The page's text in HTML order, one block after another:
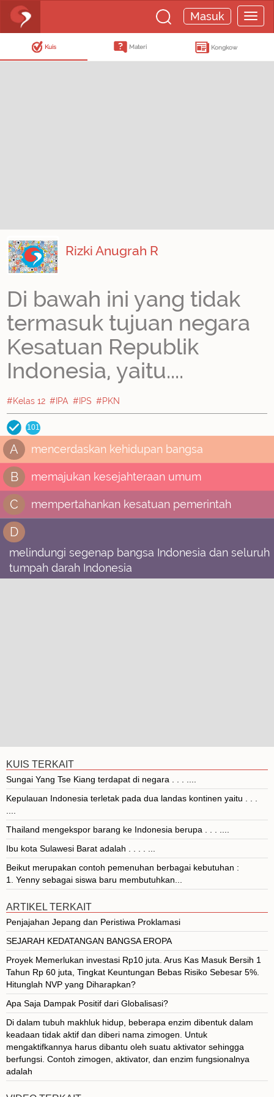
Masuk
Kuis Materi Kongkow
Rizki Anugrah R
Di bawah ini yang tidak
termasuk tujuan negara
Kesatuan Republik
Indonesia, yaitu....
#Kelas 12 #IPA #IPS #PKN
101
A mencerdaskan kehidupan bangsa
B memajukan kesejahteraan umum
C mempertahankan kesatuan pemerintah
D
melindungi segenap bangsa Indonesia dan seluruh
tumpah darah Indonesia
KUIS TERKAIT
Sungai Yang Tse Kiang terdapat di negara . . . ....
Kepulauan Indonesia terletak pada dua landas kontinen yaitu . . .
Thailand mengekspor barang ke Indonesia berupa . . . ....
Ibu kota Sulawesi Barat adalah . . . . ...
Beikut merupakan contoh pemenuhan berbagai kebutuhan :
1. Yenny sebagai siswa baru membutuhkan...
ARTIKEL TERKAIT
Penjajahan Jepang dan Peristiwa Proklamasi
SEJARAH KEDATANGAN BANGSA EROPA
Proyek Memerlukan investasi Rp10 juta. Arus Kas Masuk Bersih 1
Tahun Rp 60 juta, Tingkat Keuntungan Bebas Risiko Sebesar 5%.
Hitunglah NVP yang Diharapkan?
Apa Saja Dampak Positif dari Globalisasi?
Di dalam tubuh makhluk hidup, beberapa enzim dibentuk dalam
keadaan tidak aktif dan diberi nama zimogen. Untuk
mengaktifkannya harus dibantu oleh suatu aktivator sehingga
berfungsi. Contoh zimogen, aktivator, dan enzim fungsionalnya
adalah